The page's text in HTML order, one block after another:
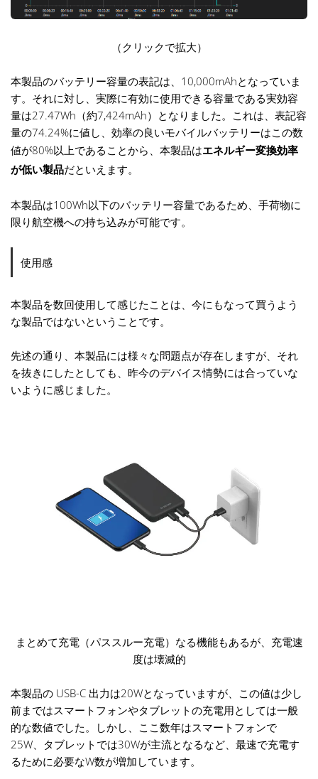
（クリックで拡大）
本製品のバッテリー容量の表記は、10,000mAhとなっていま
す。それに対し、実際に有効に使用できる容量である実効容
量は27.47Wh（約7,424mAh）となりました。これは、表記容
量の74.24%に値し、効率の良いモバイルバッテリーはこの数
値が80%以上であることから、本製品はエネルギー変換効率
が低い製品だといえます。
本製品は100Wh以下のバッテリー容量であるため、手荷物に
限り航空機への持ち込みが可能です。
使用感
本製品を数回使用して感じたことは、今にもなって買うよう
な製品ではないということです。
先述の通り、本製品には様々な問題点が存在しますが、それ
を抜きにしたとしても、昨今のデバイス情勢には合っていな
いように感じました。
まとめて充電（パススルー充電）なる機能もあるが、充電速
度は壊滅的
本製品の USB-C 出力は20Wとなっていますが、この値は少し
前まではスマートフォンやタブレットの充電用としては一般
的な数値でした。しかし、ここ数年はスマートフォンで
25W、タブレットでは30Wが主流となるなど、最速で充電す
るために必要なW数が増加しています。